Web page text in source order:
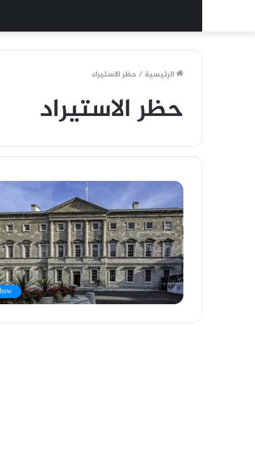
الرئيسية / حظر الاستيراد
حظر الاستيراد